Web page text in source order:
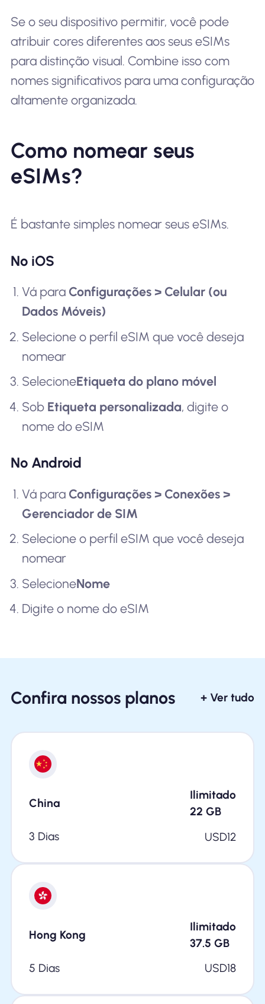
Se o seu dispositivo permitir, você pode
atribuir cores diferentes aos seus eSIMs
para distinção visual. Combine isso com
nomes significativos para uma configuração
altamente organizada.
Como nomear seus
eSIMs?
É bastante simples nomear seus eSIMs.
No iOS
Vá para Configurações > Celular (ou
Dados Móveis)
Selecione o perfil eSIM que você deseja
nomear
SelecioneEtiqueta do plano móvel
Sob Etiqueta personalizada, digite o
nome do eSIM
No Android
Vá para Configurações > Conexões >
Gerenciador de SIM
Selecione o perfil eSIM que você deseja
nomear
SelecioneNome
Digite o nome do eSIM
Confira nossos planos + Ver tudo
China
Ilimitado
22 GB
3 Dias
USD12
Hong Kong
Ilimitado
37.5 GB
5 Dias
USD18